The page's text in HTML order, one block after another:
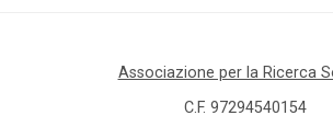
Associazione per la Ricerca
C.F. 97294540154